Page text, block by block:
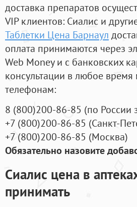
доставка препаратов
VIP клиентов: Сиалис и
Таблетки Цена Барнаул
оплата принимаются через
Web Money и с банковских
консультации в любое
телефонам:
8 (800)200-86-85 (по России
+7 (800)200-86-85 (Санкт-
+7 (800)200-86-85 (Москва)
Обязательно назовите
Сиалис цена в
принимать